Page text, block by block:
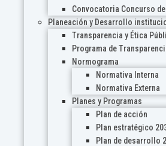
Convocatoria Concurso
Planeación y Desarrollo
Transparencia y Ética
Programa de
Normograma
Normativa Interna
Normativa Externa
Planes y Programas
Plan de acción
Plan estratégico
Plan de desarrollo